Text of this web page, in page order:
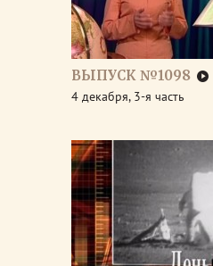
ВЫПУСК №1098
4 декабря, 3-я часть